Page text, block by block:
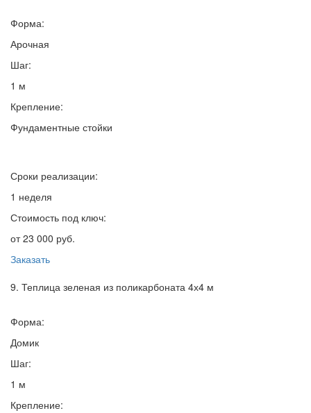
Форма:
Арочная
Шаг:
1 м
Крепление:
Фундаментные стойки
Сроки реализации:
1 неделя
Стоимость под ключ:
от 23 000 руб.
Заказать
9. Теплица зеленая из поликарбоната 4х4 м
Форма:
Домик
Шаг:
1 м
Крепление: